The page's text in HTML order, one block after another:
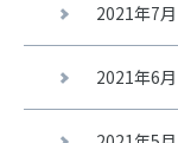
2021年7月
2021年6月